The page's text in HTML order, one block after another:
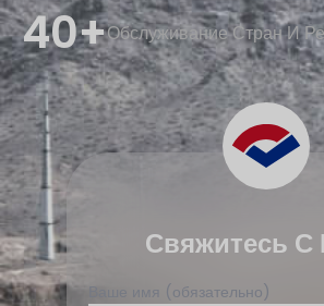
40+Обслуживание Стран И
Свяжитесь С
Ваше имя (обязательно)